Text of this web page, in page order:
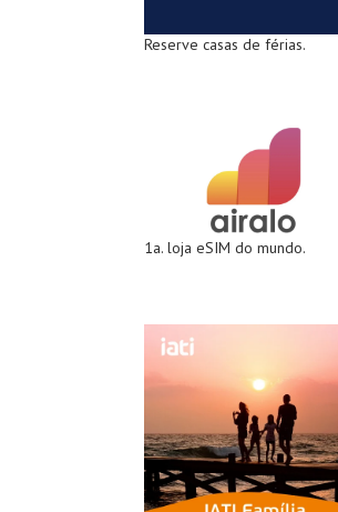
Reserve casas de férias.
1a. loja eSIM do mundo.